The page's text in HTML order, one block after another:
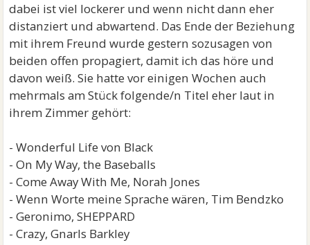
dabei ist viel lockerer und wenn nicht dann eher
distanziert und abwartend. Das Ende der Beziehung
mit ihrem Freund wurde gestern sozusagen von
beiden offen propagiert, damit ich das höre und
davon weiß. Sie hatte vor einigen Wochen auch
mehrmals am Stück folgende/n Titel eher laut in
ihrem Zimmer gehört:
- Wonderful Life von Black
- On My Way, the Baseballs
- Come Away With Me, Norah Jones
- Wenn Worte meine Sprache wären, Tim Bendzko
- Geronimo, SHEPPARD
- Crazy, Gnarls Barkley